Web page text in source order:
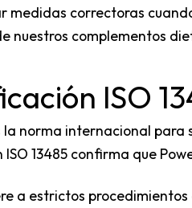
medidas correctoras
nuestros complementos
ISO
la norma internacional
13485 confirma que
a estrictos